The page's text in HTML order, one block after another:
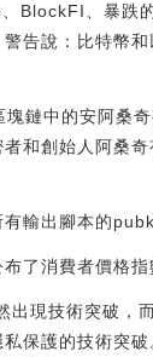
BlockFI、暴跌
告說：比特幣
鏈中的安阿桑
和創始人阿桑
有輸出腳本的
了消費者價格
現技術突破，
保護的技術突